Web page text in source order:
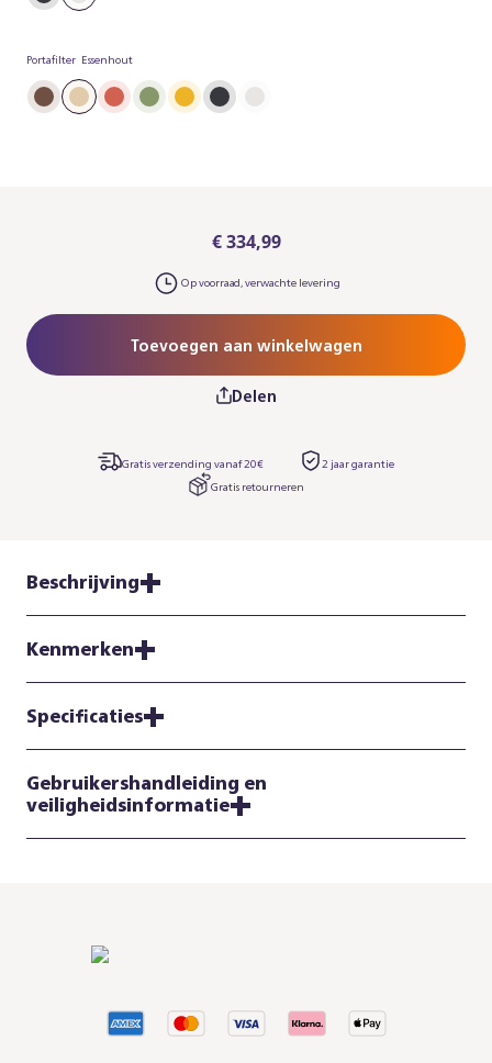
Portafilter Essenhout
€ 334,99
Op voorraad, verwachte levering
Toevoegen aan winkelwagen
Delen
Gratis verzending vanaf 20€
2 jaar garantie​
Gratis retourneren
Beschrijving
Kenmerken
Specificaties
Gebruikershandleiding en
veiligheidsinformatie